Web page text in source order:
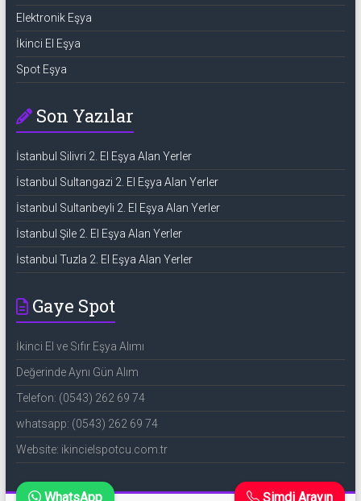
Elektronik Eşya
İkinci El Eşya
Spot Eşya
Son Yazılar
İstanbul Silivri 2. El Eşya Alan Yerler
İstanbul Sultangazi 2. El Eşya Alan Yerler
İstanbul Sultanbeyli 2. El Eşya Alan Yerler
İstanbul Şile 2. El Eşya Alan Yerler
İstanbul Tuzla 2. El Eşya Alan Yerler
Gaye Spot
İkinci El ve Sıfır Eşya Alımı
Değerinde Aynı Gün Alım
Telefon: (0543) 262 69 74
whatsapp: (0543) 262 69 74
Website: ikincielspotcu.com.tr
Şimdi Arayın
WhatsApp